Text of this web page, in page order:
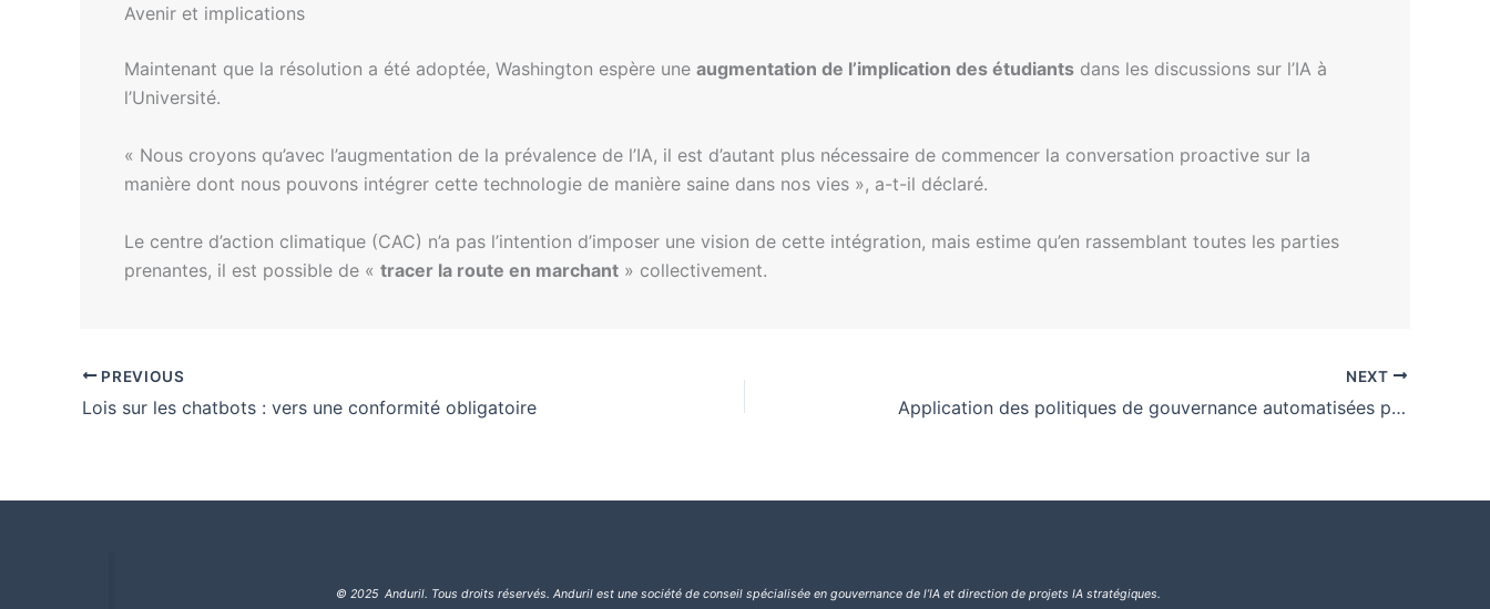
Avenir et implications
Maintenant que la résolution a été adoptée, Washington espère une augmentation de l’implication des étudiants dans les discussions sur l’IA à
l’Université.
« Nous croyons qu’avec l’augmentation de la prévalence de l’IA, il est d’autant plus nécessaire de commencer la conversation proactive sur la
manière dont nous pouvons intégrer cette technologie de manière saine dans nos vies », a-t-il déclaré.
Le centre d’action climatique (CAC) n’a pas l’intention d’imposer une vision de cette intégration, mais estime qu’en rassemblant toutes les parties
prenantes, il est possible de « tracer la route en marchant » collectivement.
PREVIOUS
Lois sur les chatbots : vers une conformité obligatoire
NEXT
Application des politiques de gouvernance automatisées pour les composants IA
© 2025 Anduril. Tous droits réservés. Anduril est une société de conseil spécialisée en gouvernance de l’IA et direction de projets IA stratégiques.